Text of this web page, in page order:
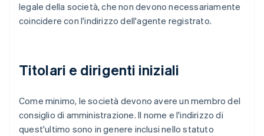
legale della società, che non devono necessariamente
coincidere con l'indirizzo dell'agente registrato.
Titolari e dirigenti iniziali
Come minimo, le società devono avere un membro del
consiglio di amministrazione. Il nome e l'indirizzo di
quest'ultimo sono in genere inclusi nello statuto